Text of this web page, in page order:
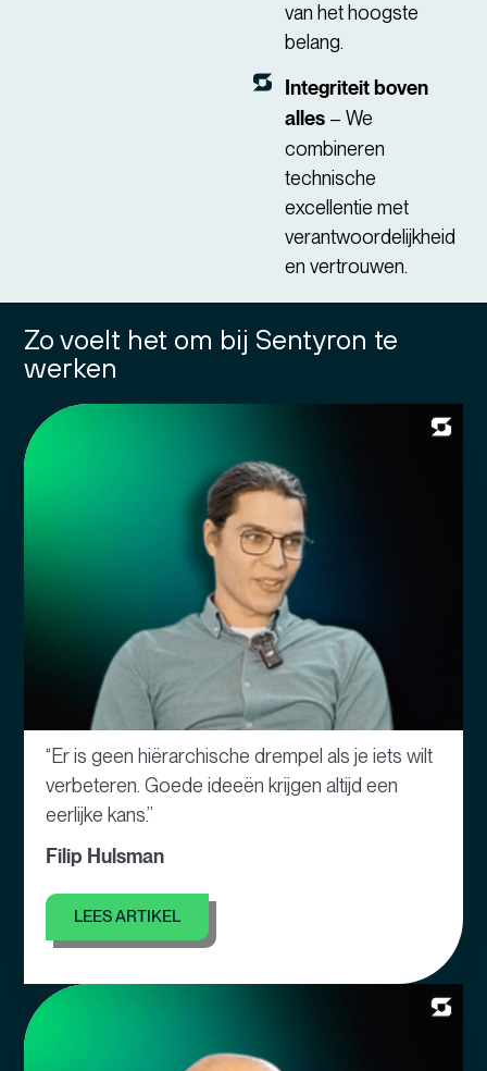
van het hoogste
belang.
Integriteit boven
alles – We
combineren
technische
excellentie met
verantwoordelijkheid
en vertrouwen.
Zo voelt het om bij Sentyron te
werken
“Er is geen hiërarchische drempel als je iets wilt
verbeteren. Goede ideeën krijgen altijd een
eerlijke kans.”
Filip Hulsman
LEES ARTIKEL